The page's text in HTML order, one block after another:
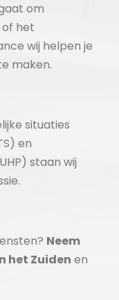
om
het
wij helpen je
maken.
situaties
en
staan wij
Neem
het Zuiden en